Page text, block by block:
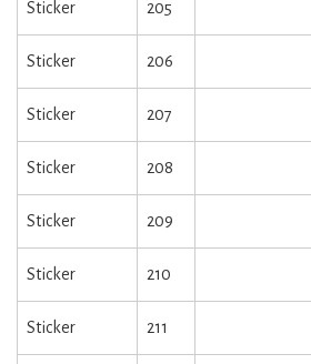
Sticker 205
Sticker 206
Sticker 207
Sticker 208
Sticker 209
Sticker 210
Sticker 211